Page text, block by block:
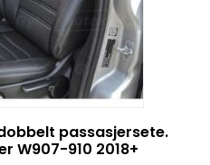
passasjersete.
W907-910 2018+